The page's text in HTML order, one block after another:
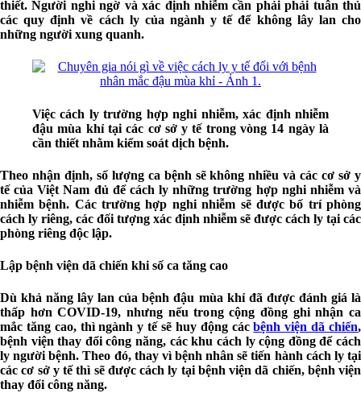
thiết. Người nghi ngờ và xác định nhiễm cần phải phải tuân thủ
các quy định về cách ly của ngành y tế để không lây lan cho
những người xung quanh.
Việc cách ly trường hợp nghi nhiễm, xác định nhiễm
đậu mùa khỉ tại các cơ sở y tế trong vòng 14 ngày là
cần thiết nhằm kiểm soát dịch bệnh.
Theo nhận định, số lượng ca bệnh sẽ không nhiều và các cơ sở y
tế của Việt Nam đủ để cách ly những trường hợp nghi nhiễm và
nhiễm bệnh. Các trường hợp nghi nhiễm sẽ được bố trí phòng
cách ly riêng, các đối tượng xác định nhiễm sẽ được cách ly tại các
phòng riêng độc lập.
Lập bệnh viện dã chiến khi số ca tăng cao
Dù khả năng lây lan của bệnh đậu mùa khỉ đã được đánh giá là
thấp hơn COVID-19, nhưng nếu trong cộng đồng ghi nhận ca
mắc tăng cao, thì ngành y tế sẽ huy động cácbệnh viện dã chiến,
bệnh viện thay đổi công năng, các khu cách ly cộng đồng để cách
ly người bệnh. Theo đó, thay vì bệnh nhân sẽ tiến hành cách ly tại
các cơ sở y tế thì sẽ được cách ly tại bệnh viện dã chiến, bệnh viện
thay đổi công năng.